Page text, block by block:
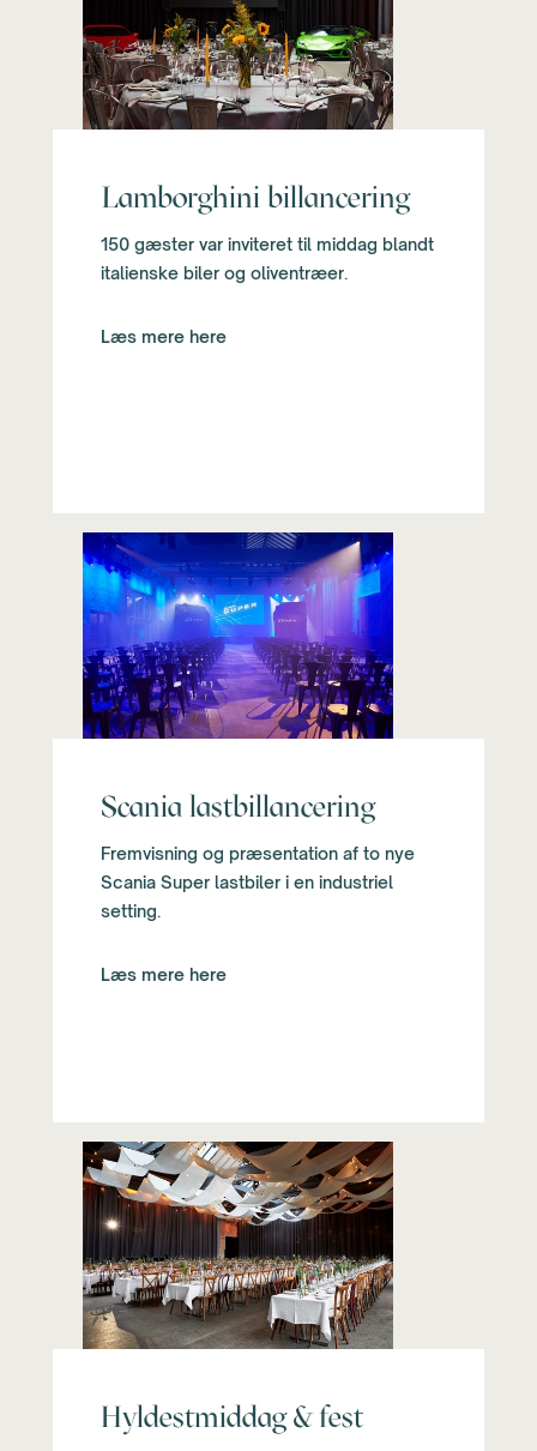
Lamborghini billancering
150 gæster var inviteret til middag blandt
italienske biler og oliventræer.
Læs mere here
Scania lastbillancering
Fremvisning og præsentation af to nye
Scania Super lastbiler i en industriel
setting.
Læs mere here
Hyldestmiddag & fest